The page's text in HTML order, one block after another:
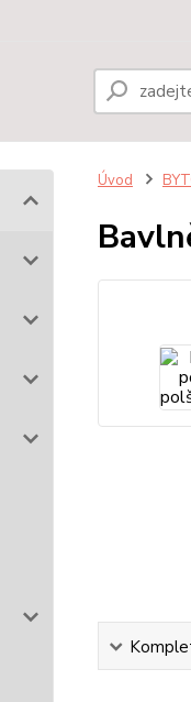
Úvod